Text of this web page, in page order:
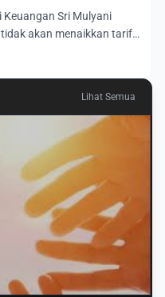
Keuangan Sri Mulyani
akan menaikkan tarif
Lihat Semua